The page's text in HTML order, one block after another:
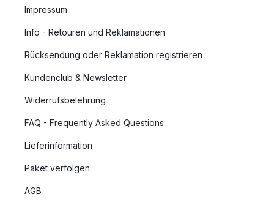
Impressum
Info - Retouren und Reklamationen
Rücksendung oder Reklamation registrieren
Kundenclub & Newsletter
Widerrufsbelehrung
FAQ - Frequently Asked Questions
Lieferinformation
Paket verfolgen
AGB